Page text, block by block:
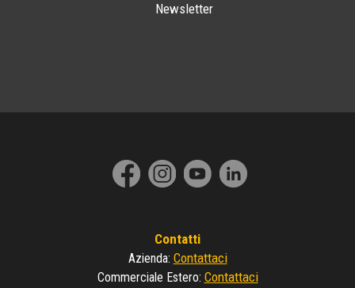
Newsletter
Contatti
Azienda: Contattaci
Commerciale Estero: Contattaci